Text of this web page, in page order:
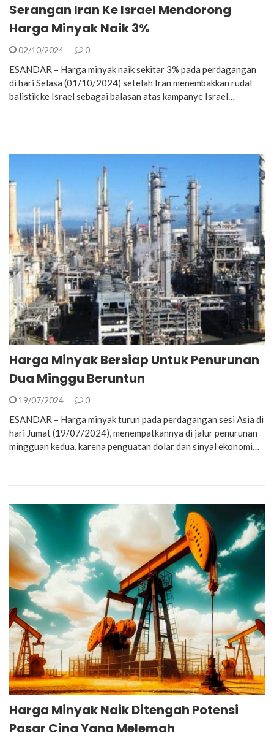
Serangan Iran Ke Israel Mendorong
Harga Minyak Naik 3%
02/10/2024 0
ESANDAR – Harga minyak naik sekitar 3% pada perdagangan
di hari Selasa (01/10/2024) setelah Iran menembakkan rudal
balistik ke Israel sebagai balasan atas kampanye Israel…
Harga Minyak Bersiap Untuk Penurunan
Dua Minggu Beruntun
19/07/2024 0
ESANDAR – Harga minyak turun pada perdagangan sesi Asia di
hari Jumat (19/07/2024), menempatkannya di jalur penurunan
mingguan kedua, karena penguatan dolar dan sinyal ekonomi…
Harga Minyak Naik Ditengah Potensi
Pasar Cina Yang Melemah